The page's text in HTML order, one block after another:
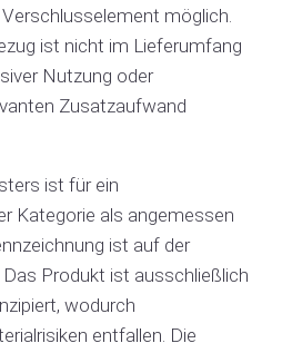
möglich.
ist nicht im Lieferumfang
Nutzung oder
Zusatzaufwand
ist für ein
Kategorie als angemessen
ist auf der
Produkt ist ausschließlich
wodurch
entfallen. Die